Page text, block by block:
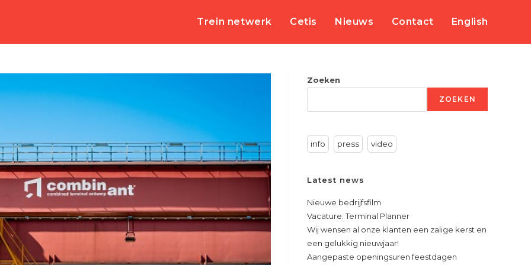
Trein netwerk Cetis Nieuws Contact English
Zoeken
ZOEKEN
info press video
Latest news
Nieuwe bedrijfsfilm
Vacature: Terminal Planner
Wij wensen al onze klanten een zalige kerst en
een gelukkig nieuwjaar!
Aangepaste openingsuren feestdagen